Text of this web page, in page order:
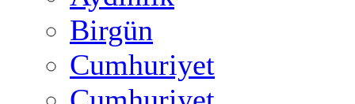
Birgün
Cumhuriyet